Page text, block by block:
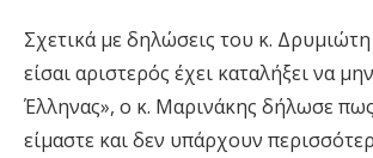
Σχετικά με δηλώσεις του κ. Δρυμιώτη
είσαι αριστερός έχει καταλήξει να
Έλληνας», ο κ. Μαρινάκης δήλωσε
είμαστε και δεν υπάρχουν